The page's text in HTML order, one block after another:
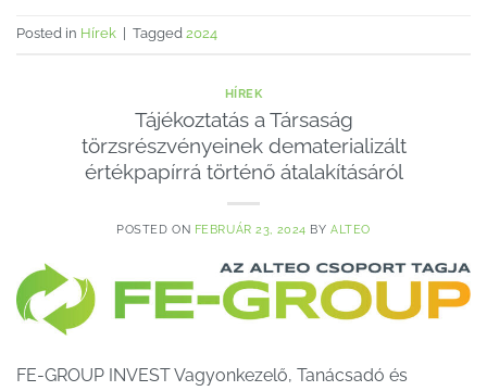
Posted in Hírek Tagged 2024
HÍREK
Tájékoztatás a Társaság
törzsrészvényeinek dematerializált
értékpapírrá történő átalakításáról
POSTED ON FEBRUÁR 23, 2024 BY ALTEO
FE-GROUP INVEST Vagyonkezelő, Tanácsadó és